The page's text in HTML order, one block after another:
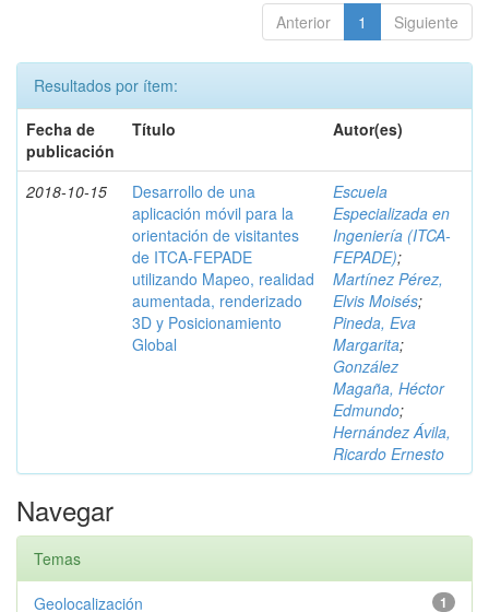
Anterior 1 Siguiente
Resultados por ítem:
Fecha de
publicación
Título Autor(es)
2018-10-15
Desarrollo de una
aplicación móvil para la
orientación de visitantes
de ITCA-FEPADE
utilizando Mapeo, realidad
aumentada, renderizado
3D y Posicionamiento
Global
Escuela
Especializada en
Ingeniería (ITCA-
FEPADE);
Martínez Pérez,
Elvis Moisés;
Pineda, Eva
Margarita;
González
Magaña, Héctor
Edmundo;
Hernández Ávila,
Ricardo Ernesto
Navegar
Temas
1
Geolocalización